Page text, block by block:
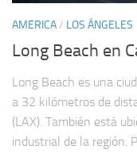
AMERICA/ LOS ÁNGELES
Long Beach en
Long Beach es una
a 32 kilómetros de
(LAX). También está
industrial de la región.